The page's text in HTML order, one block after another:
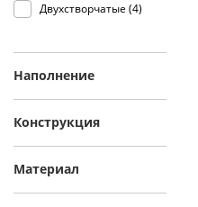
Двухстворчатые (4)
Наполнение
Конструкция
Материал